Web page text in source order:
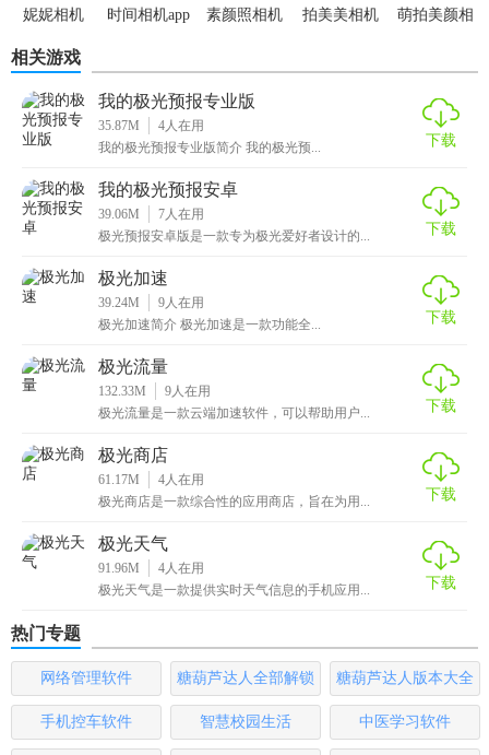
4、一键将自拍照生成漫画脸，素描脸，定制专属于你的动
漫、漫画专属形象。
【极光相机使用测评】
1、软件里面中的系统会为用户更新素材和模板，更新速度也
2、在软件中配合这个软件，还可以让你的拍摄过程更加轻松
3、软件为了让整个画面的效果更有特色，还可以添加和选择
妮妮相机 时间相机app
素颜照相机
拍美美相机
萌拍美颜相
相关游戏
我的极光预报专业版
35.87M 4 人在用
我的极光预报专业版简介 我的极光预...
下载
我的极光预报安卓
39.06M 7 人在用
极光预报安卓版是一款专为极光爱好者设计的...
下载
极光加速
39.24M 9 人在用
极光加速简介 极光加速是一款功能全...
下载
极光流量
132.33M 9 人在用
极光流量是一款云端加速软件，可以帮助用户...
下载
极光商店
61.17M 4 人在用
极光商店是一款综合性的应用商店，旨在为用...
下载
极光天气
91.96M 4 人在用
极光天气是一款提供实时天气信息的手机应用...
下载
热门专题
网络管理软件
糖葫芦达人全部解锁
版
糖葫芦达人版本大全
手机控车软件 智慧校园生活 中医学习软件